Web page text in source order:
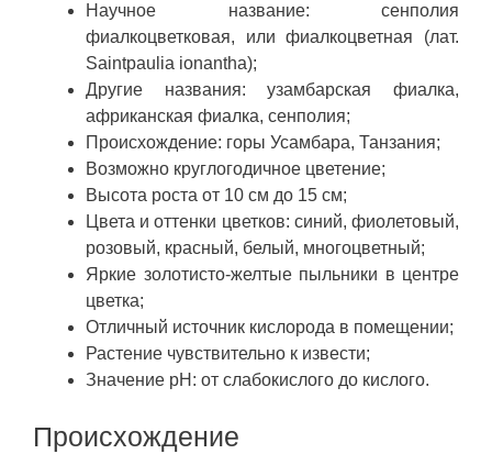
Научное название: сенполия
фиалкоцветковая, или фиалкоцветная (лат.
Saintpaulia ionantha);
Другие названия: узамбарская фиалка,
африканская фиалка, сенполия;
Происхождение: горы Усамбара, Танзания;
Возможно круглогодичное цветение;
Высота роста от 10 см до 15 см;
Цвета и оттенки цветков: синий, фиолетовый,
розовый, красный, белый, многоцветный;
Яркие золотисто-желтые пыльники в центре
цветка;
Отличный источник кислорода в помещении;
Растение чувствительно к извести;
Значение pH: от слабокислого до кислого.
Происхождение